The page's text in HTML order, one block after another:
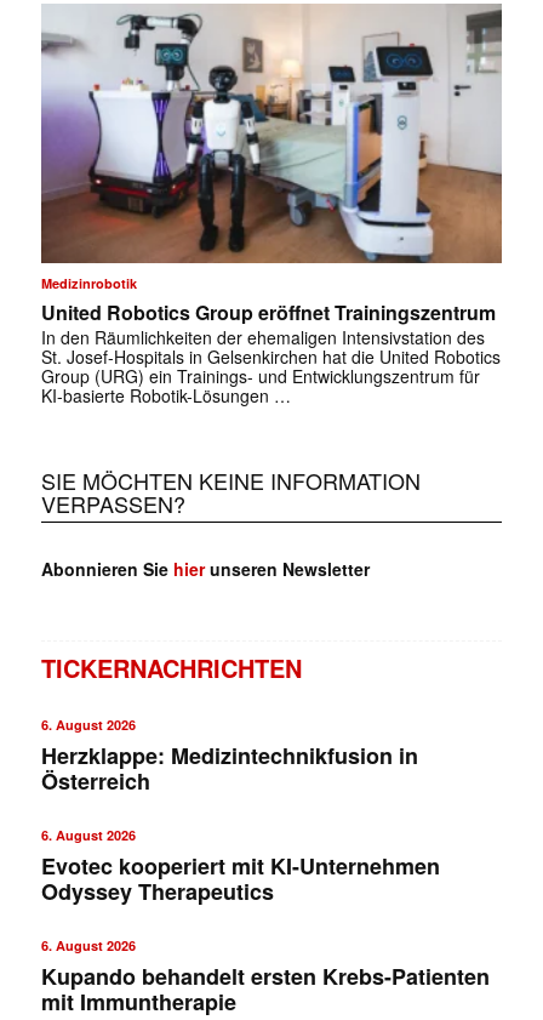
✕
Medizinrobotik
United Robotics Group eröffnet Trainingszentrum
In den Räumlichkeiten der ehemaligen Intensivstation des
St. Josef-Hospitals in Gelsenkirchen hat die United Robotics
Group (URG) ein Trainings- und Entwicklungszentrum für
KI-basierte Robotik-Lösungen …
SIE MÖCHTEN KEINE INFORMATION
VERPASSEN?
Abonnieren Sie hierunseren Newsletter
TICKERNACHRICHTEN
6. August 2026
Herzklappe: Medizintechnikfusion in
Österreich
6. August 2026
Evotec kooperiert mit KI-Unternehmen
Odyssey Therapeutics
6. August 2026
Kupando behandelt ersten Krebs-Patienten
mit Immuntherapie